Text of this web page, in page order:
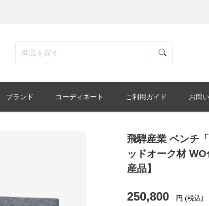
ブランド コーディネート ご利用ガイド お問
飛騨産業 ベンチ
ッドオーク材
産品】
250,800 円 (税込)